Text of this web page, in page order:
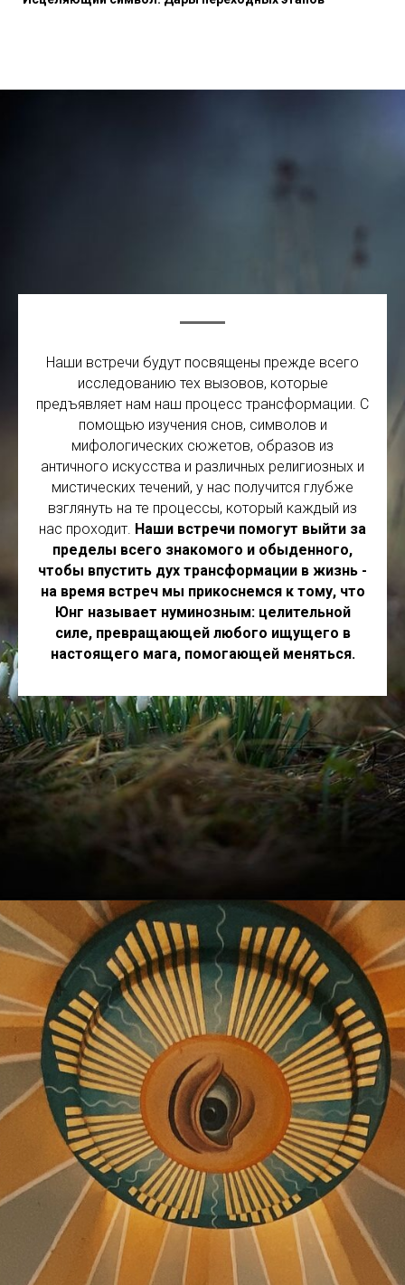
Наши встречи будут посвящены прежде всего
исследованию тех вызовов, которые
предъявляет нам наш процесс трансформации. С
помощью изучения снов, символов и
мифологических сюжетов, образов из
античного искусства и различных религиозных и
мистических течений, у нас получится глубже
взглянуть на те процессы, который каждый из
нас проходит. Наши встречи помогут выйти за
пределы всего знакомого и обыденного,
чтобы впустить дух трансформации в жизнь -
на время встреч мы прикоснемся к тому, что
Юнг называет нуминозным: целительной
силе, превращающей любого ищущего в
настоящего мага, помогающей меняться.